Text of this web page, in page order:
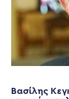
Βασίλης